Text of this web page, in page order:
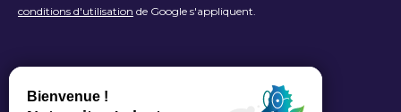
conditions d'utilisation de Google s'appliquent.